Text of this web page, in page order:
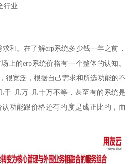
行业
和。在了解erp系统多少钱一年之前，
上的erp系统价格有一个整体的认知。
很宽泛，根据自己需求和所选功能的不
千-几万-几十万不等，甚至有的系统是
功能跟价格还有的度是成正比的，而